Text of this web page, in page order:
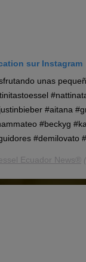
sur Instagram
unas
#aitana
#beckyg
#demilovato
Ecuador News®